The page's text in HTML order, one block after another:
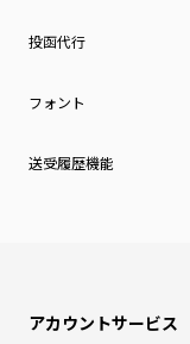
投函代行
フォント
送受履歴機能
アカウントサービス